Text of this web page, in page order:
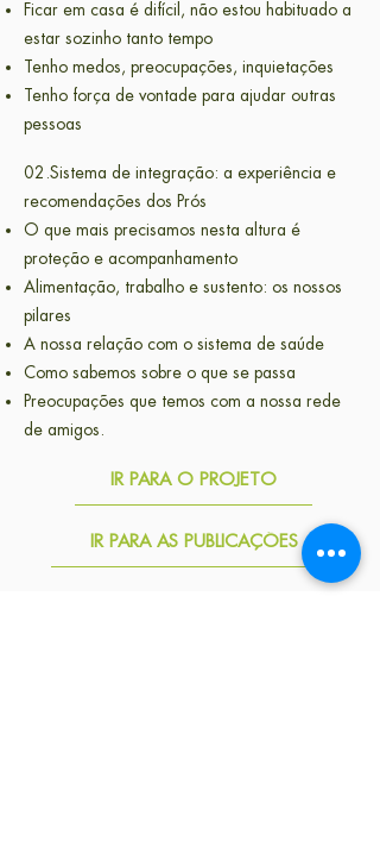
Ficar em casa é difícil, não estou habituado a
estar sozinho tanto tempo
Tenho medos, preocupações, inquietações
Tenho força de vontade para ajudar outras
pessoas
02.Sistema de integração: a experiência e
recomendações dos Prós
O que mais precisamos nesta altura é
proteção e acompanhamento
Alimentação, trabalho e sustento: os nossos
pilares
A nossa relação com o sistema de saúde
Como sabemos sobre o que se passa
Preocupações que temos com a nossa rede
de amigos.
IR PARA O PROJETO
IR PARA AS PUBLICAÇÕES